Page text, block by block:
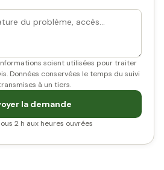
soient utilisées pour traiter
Données conservées le temps du suivi
à un tiers.
la demande
2 h aux heures ouvrées